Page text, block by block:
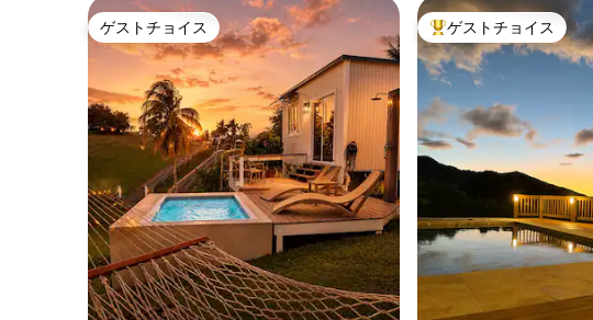
ゲストチョイス
ゲストチョイス 大好評のゲストチョイ
ゲストチョイス